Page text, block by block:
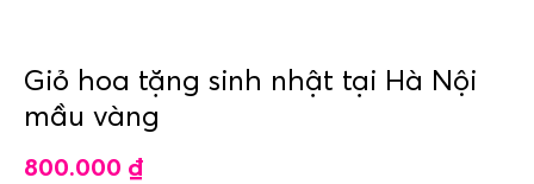
Giỏ hoa tặng sinh nhật tại Hà Nội
mầu vàng
800.000 ₫